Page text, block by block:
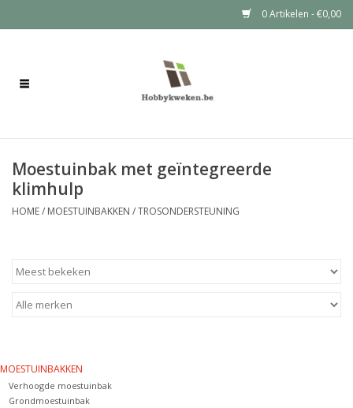
0 Artikelen - €0,00
Home
Plantenzuilen
Plantentafels
Voertonnen
Decoratieve bloempotten
Moestuinbak met geïntegreerde
klimhulp
HOME/ MOESTUINBAKKEN /TROSONDERSTEUNING
MOESTUINBAKKEN
Verhoogde moestuinbak
Grondmoestuinbak